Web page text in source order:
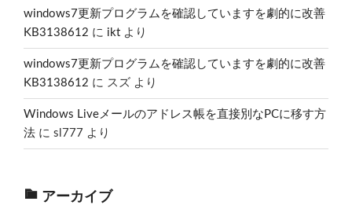
windows7更新プログラムを確認していますを劇的に改善
KB3138612 に ikt より
windows7更新プログラムを確認していますを劇的に改善
KB3138612 に スズ より
Windows Liveメールのアドレス帳を直接別なPCに移す方
法 に sl777 より
アーカイブ